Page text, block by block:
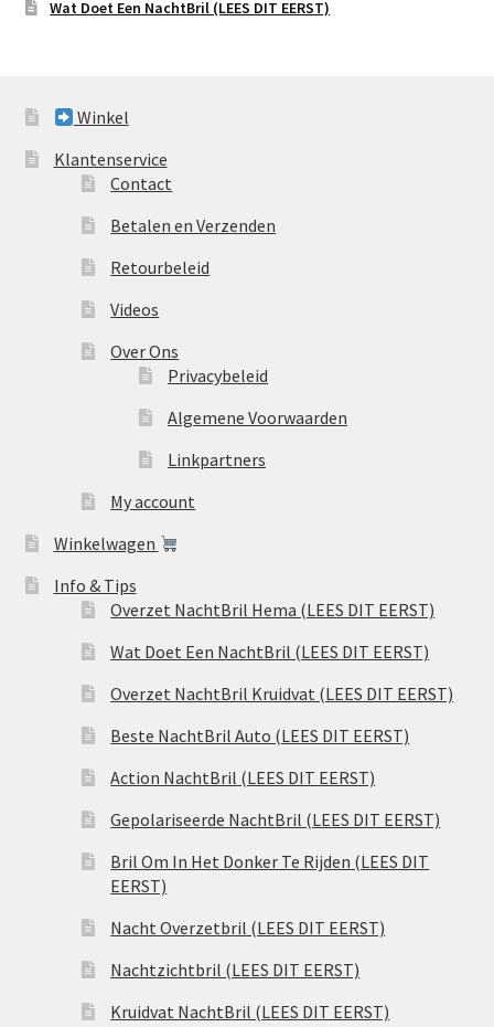
Wat Doet Een NachtBril (LEES DIT EERST)
Winkel
Klantenservice
Contact
Betalen en Verzenden
Retourbeleid
Videos
Over Ons
Privacybeleid
Algemene Voorwaarden
Linkpartners
My account
Winkelwagen
Info & Tips
Overzet NachtBril Hema (LEES DIT EERST)
Wat Doet Een NachtBril (LEES DIT EERST)
Overzet NachtBril Kruidvat (LEES DIT EERST)
Beste NachtBril Auto (LEES DIT EERST)
Action NachtBril (LEES DIT EERST)
Gepolariseerde NachtBril (LEES DIT EERST)
Bril Om In Het Donker Te Rijden (LEES DIT
EERST)
Nacht Overzetbril (LEES DIT EERST)
Nachtzichtbril (LEES DIT EERST)
Kruidvat NachtBril (LEES DIT EERST)